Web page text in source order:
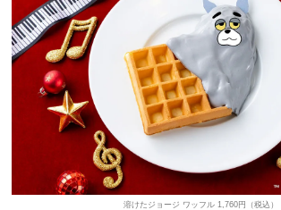
溶けたジョージ ワッフル 1,760円（税込）